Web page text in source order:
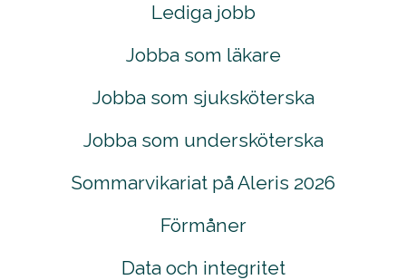
Lediga jobb
Jobba som läkare
Jobba som sjuksköterska
Jobba som undersköterska
Sommarvikariat på Aleris 2026
Förmåner
Data och integritet